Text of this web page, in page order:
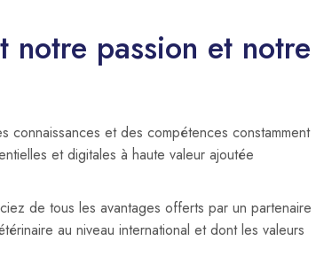
notre passion et notre
connaissances et des compétences constamment
et digitales à haute valeur ajoutée
de tous les avantages offerts par un partenaire
au niveau international et dont les valeurs